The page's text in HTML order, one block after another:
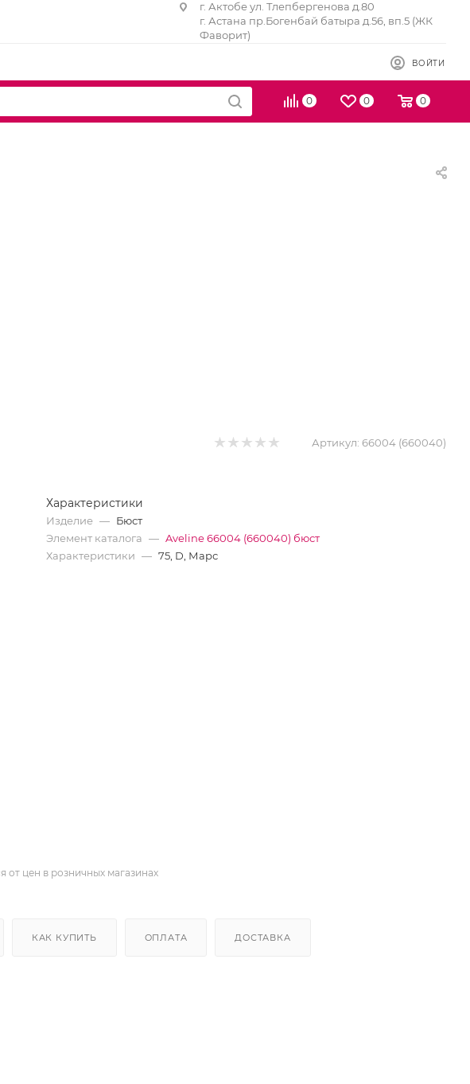
г. Актобе ул. Тлепбергенова д.80
г. Астана пр.Богенбай батыра д.56, вп.5 (ЖК
Фаворит)
ВОЙТИ
0 0 0
Артикул: 66004 (660040)
Характеристики
Изделие — Бюст
Элемент каталога — Aveline 66004 (660040) бюст
Характеристики — 75, D, Марс
от цен в розничных магазинах
КАК КУПИТЬ ОПЛАТА ДОСТАВКА